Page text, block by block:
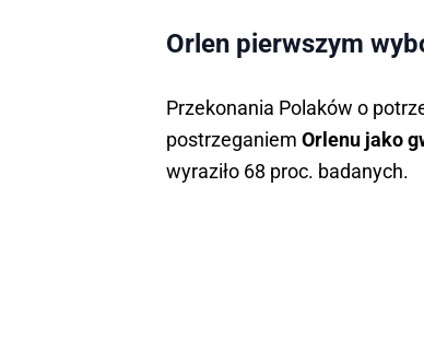
Orlen pierwszym
Przekonania Polaków o
postrzeganiem Orlenu jako
wyraziło 68 proc. badanych.